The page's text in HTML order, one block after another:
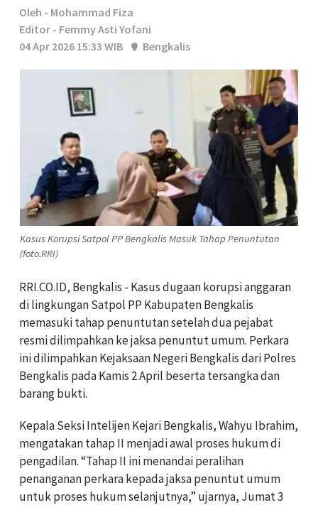
Oleh - Mohammad Fiza
Editor - Femmy Asti Yofani
04 Apr 2026 15:33 WIB
Bengkalis
Kasus Korupsi Satpol PP Bengkalis Masuk Tahap Penuntutan
(foto.RRI)
RRI.CO.ID, Bengkalis - Kasus dugaan korupsi anggaran
di lingkungan Satpol PP Kabupaten Bengkalis
memasuki tahap penuntutan setelah dua pejabat
resmi dilimpahkan ke jaksa penuntut umum. Perkara
ini dilimpahkan Kejaksaan Negeri Bengkalis dari Polres
Bengkalis pada Kamis 2 April beserta tersangka dan
barang bukti.
Kepala Seksi Intelijen Kejari Bengkalis, Wahyu Ibrahim,
mengatakan tahap II menjadi awal proses hukum di
pengadilan. “Tahap II ini menandai peralihan
penanganan perkara kepada jaksa penuntut umum
untuk proses hukum selanjutnya,” ujarnya, Jumat 3